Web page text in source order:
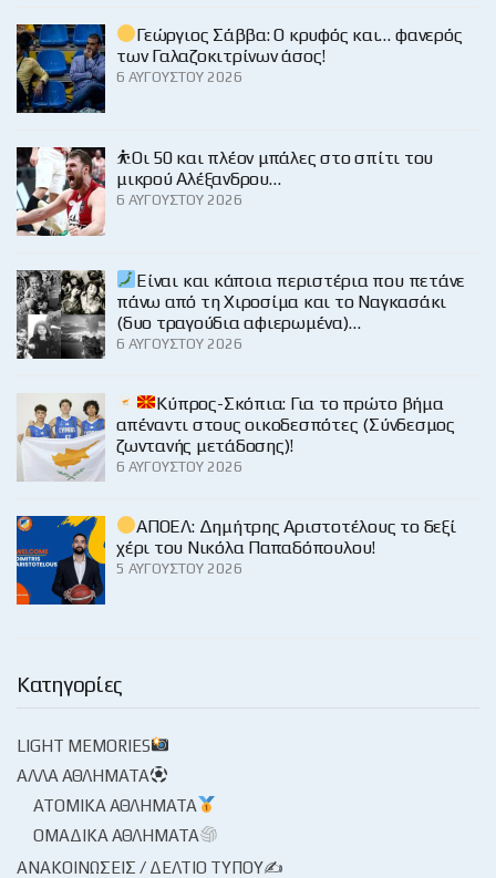
Γεώργιος Σάββα: Ο κρυφός και… φανερός
των Γαλαζοκιτρίνων άσος!
6 ΑΥΓΟΎΣΤΟΥ 2026
⛹️Οι 50 και πλέον μπάλες στο σπίτι του
μικρού Αλέξανδρου…
6 ΑΥΓΟΎΣΤΟΥ 2026
Είναι και κάποια περιστέρια που πετάνε
πάνω από τη Χιροσίμα και το Ναγκασάκι
(δυο τραγούδια αφιερωμένα)…
6 ΑΥΓΟΎΣΤΟΥ 2026
Κύπρος-Σκόπια: Για το πρώτο βήμα
απέναντι στους οικοδεσπότες (Σύνδεσμος
ζωντανής μετάδοσης)!
6 ΑΥΓΟΎΣΤΟΥ 2026
ΑΠΟΕΛ: Δημήτρης Αριστοτέλους το δεξί
χέρι του Νικόλα Παπαδόπουλου!
5 ΑΥΓΟΎΣΤΟΥ 2026
Κατηγορίες
LIGHT MEMORIES
ΆΛΛΑ ΑΘΛΉΜΑΤΑ
ΑΤΟΜΙΚΆ ΑΘΛΉΜΑΤΑ
ΟΜΑΔΙΚΆ ΑΘΛΉΜΑΤΑ
ΑΝΑΚΟΙΝΏΣΕΙΣ / ΔΕΛΤΊΟ ΤΎΠΟΥ✍